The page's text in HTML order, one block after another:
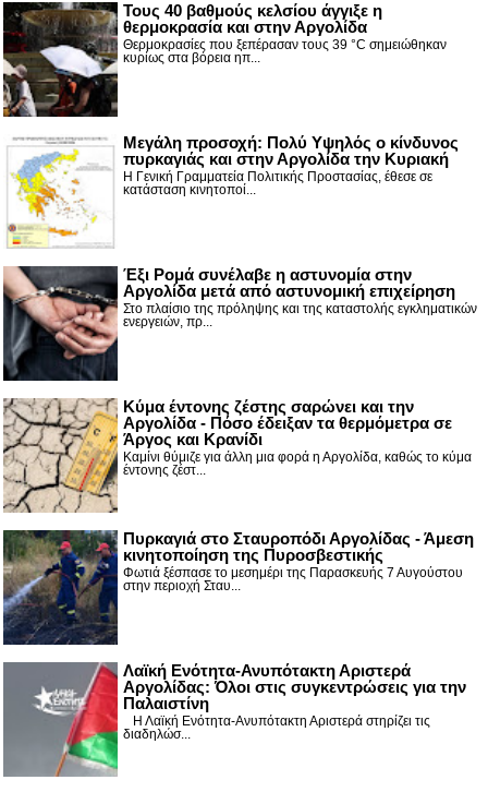
Τους 40 βαθμούς κελσίου άγγιξε η
θερμοκρασία και στην Αργολίδα
Θερμοκρασίες που ξεπέρασαν τους 39 °C σημειώθηκαν
κυρίως στα βόρεια ηπ...
Μεγάλη προσοχή: Πολύ Υψηλός ο κίνδυνος
πυρκαγιάς και στην Αργολίδα την Κυριακή
Η Γενική Γραμματεία Πολιτικής Προστασίας, έθεσε σε
κατάσταση κινητοποί...
Έξι Ρομά συνέλαβε η αστυνομία στην
Αργολίδα μετά από αστυνομική επιχείρηση
Στο πλαίσιο της πρόληψης και της καταστολής εγκληματικών
ενεργειών, πρ...
Κύμα έντονης ζέστης σαρώνει και την
Αργολίδα - Πόσο έδειξαν τα θερμόμετρα σε
Άργος και Κρανίδι
Καμίνι θύμιζε για άλλη μια φορά η Αργολίδα, καθώς το κύμα
έντονης ζέστ...
Πυρκαγιά στο Σταυροπόδι Αργολίδας - Άμεση
κινητοποίηση της Πυροσβεστικής
Φωτιά ξέσπασε το μεσημέρι της Παρασκευής 7 Αυγούστου
στην περιοχή Σταυ...
Λαϊκή Ενότητα-Ανυπότακτη Αριστερά
Αργολίδας: Όλοι στις συγκεντρώσεις για την
Παλαιστίνη
Η Λαϊκή Ενότητα-Ανυπότακτη Αριστερά στηρίζει τις
διαδηλώσ...